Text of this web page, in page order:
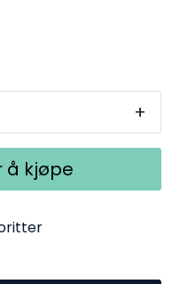
+
å kjøpe